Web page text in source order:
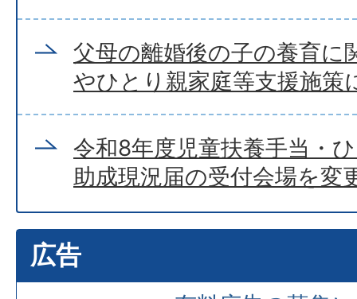
父母の離婚後の子の養育に
やひとり親家庭等支援施策
令和8年度児童扶養手当・
助成現況届の受付会場を変
広告